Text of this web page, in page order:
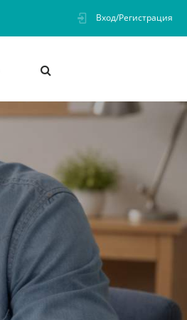
Вход/Регистрация